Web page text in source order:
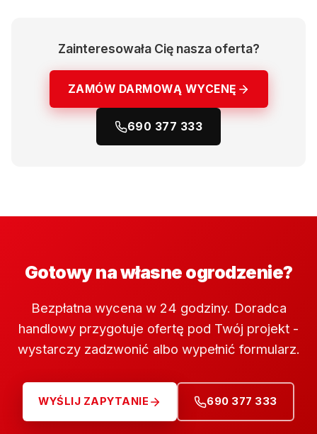
Zainteresowała Cię nasza oferta?
ZAMÓW DARMOWĄ WYCENĘ
690 377 333
Gotowy na własne ogrodzenie?
Bezpłatna wycena w 24 godziny. Doradca
handlowy przygotuje ofertę pod Twój projekt -
wystarczy zadzwonić albo wypełnić formularz.
WYŚLIJ ZAPYTANIE 690 377 333